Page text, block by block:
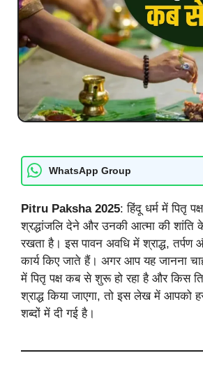
WhatsApp Group
Pitru Paksha 2025: हिंदू धर्म में पितृ
श्रद्धांजलि देने और उनकी आत्मा की शांति
रखता है। इस पावन अवधि में श्राद्ध, तर्पण
कार्य किए जाते हैं। अगर आप यह जानना
में पितृ पक्ष कब से शुरू हो रहा है और किस
श्राद्ध किया जाएगा, तो इस लेख में आपको
शब्दों में दी गई है।